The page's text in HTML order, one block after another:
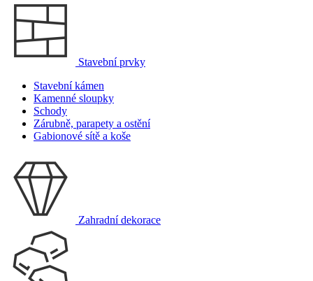
Stavební prvky
Stavební kámen
Kamenné sloupky
Schody
Zárubně, parapety a ostění
Gabionové sítě a koše
Zahradní dekorace